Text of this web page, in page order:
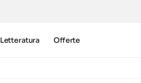
Letteratura Offerte